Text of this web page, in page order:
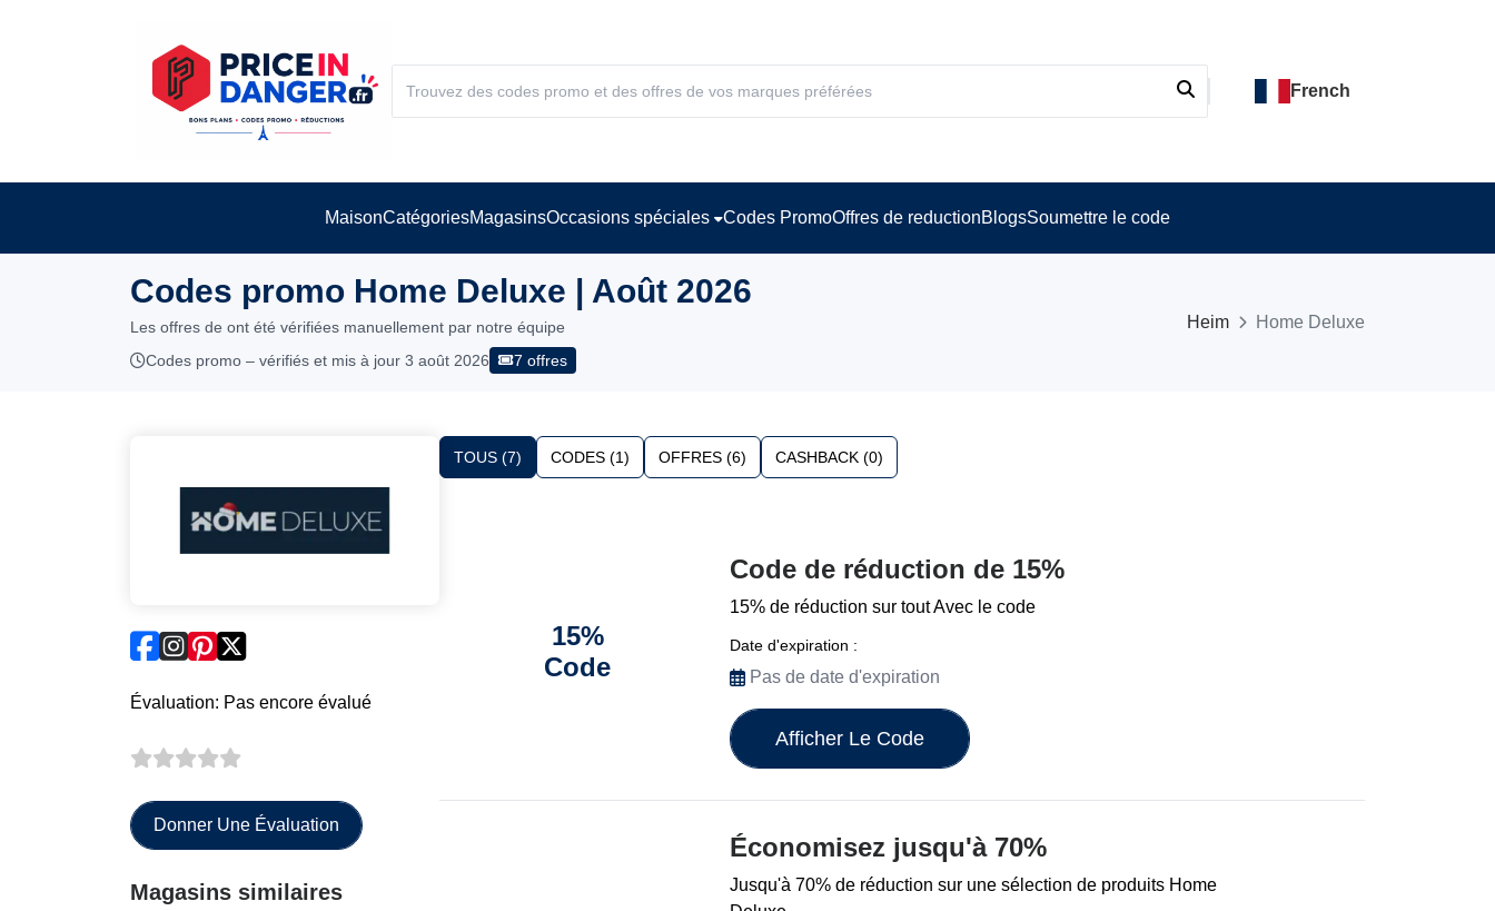
French
MaisonCatégoriesMagasinsOccasions spéciales Codes PromoOffres de reductionBlogsSoumettre le code
Codes promo Home Deluxe | Août 2026
Les offres de ont été vérifiées manuellement par notre équipe
Codes promo – vérifiés et mis à jour 3 août 2026
7 offres
Heim Home Deluxe
Évaluation: Pas encore évalué
Donner Une Évaluation
Magasins similaires
TOUS (7) CODES (1) OFFRES (6) CASHBACK (0)
15%
Code
Code de réduction de 15%
15% de réduction sur tout Avec le code
Date d'expiration :
Pas de date d'expiration
Afficher Le Code
Économisez jusqu'à 70%
Jusqu'à 70% de réduction sur une sélection de produits Home